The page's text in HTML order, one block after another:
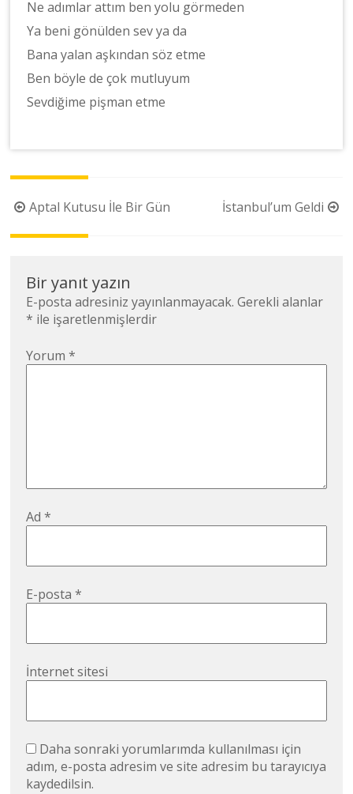
Ne adımlar attım ben yolu görmeden
Ya beni gönülden sev ya da
Bana yalan aşkından söz etme
Ben böyle de çok mutluyum
Sevdiğime pişman etme
Yazı
dolaşımı
Aptal Kutusu İle Bir Gün İstanbul’um Geldi
Bir yanıt yazın
E-posta adresiniz yayınlanmayacak. Gerekli alanlar
* ile işaretlenmişlerdir
Yorum*
Ad*
E-posta*
İnternet sitesi
Daha sonraki yorumlarımda kullanılması için
adım, e-posta adresim ve site adresim bu tarayıcıya
kaydedilsin.